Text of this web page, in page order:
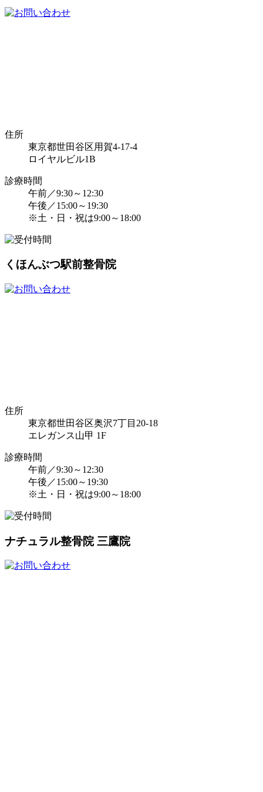
住所
東京都世田谷区用賀4-17-4
ロイヤルビル1B
診療時間
午前／9:30～12:30
午後／15:00～19:30
※土・日・祝は9:00～18:00
くほんぶつ駅前整骨院
住所
東京都世田谷区奥沢7丁目20-18
エレガンス山甲 1F
診療時間
午前／9:30～12:30
午後／15:00～19:30
※土・日・祝は9:00～18:00
ナチュラル整骨院 三鷹院